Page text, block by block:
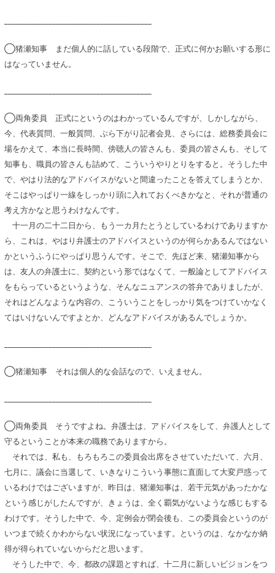
◯猪瀬知事 まだ個人的に話している段階で、正式に何かお願いする形に
はなっていません。
◯両角委員 正式にというのはわかっているんですが、しかしながら、
今、代表質問、一般質問、ぶら下がり記者会見、さらには、総務委員会に
場をかえて、本当に長時間、傍聴人の皆さんも、委員の皆さんも、そして
知事も、職員の皆さんも詰めて、こういうやりとりをすると。そうした中
で、やはり法的なアドバイスがないと間違ったことを答えてしまうとか、
そこはやっぱり一線をしっかり頭に入れておくべきかなと、それが普通の
考え方かなと思うわけなんです。
十一月の二十二日から、もう一カ月たとうとしているわけでありますか
ら、これは、やはり弁護士のアドバイスというのが何らかあるんではない
かというふうにやっぱり思うんです。そこで、先ほど来、猪瀬知事から
は、友人の弁護士に、契約という形ではなくて、一般論としてアドバイス
をもらっているというような、そんなニュアンスの答弁でありましたが、
それはどんなような内容の、こういうことをしっかり気をつけていかなく
てはいけないんですよとか、どんなアドバイスがあるんでしょうか。
◯猪瀬知事 それは個人的な会話なので、いえません。
◯両角委員 そうですよね。弁護士は、アドバイスをして、弁護人として
守るということが本来の職務でありますから。
それでは、私も、もろもろこの委員会出席をさせていただいて、六月、
七月に、議会に当選して、いきなりこういう事態に直面して大変戸惑って
いるわけではございますが、昨日は、猪瀬知事は、若干元気があったかな
という感じがしたんですが、きょうは、全く覇気がないような感じもする
わけです。そうした中で、今、定例会が閉会後も、この委員会というのが
いつまで続くかわからない状況になっています。というのは、なかなか納
得が得られていないからだと思います。
そうした中で、今、都政の課題とすれば、十二月に新しいビジョンをつ